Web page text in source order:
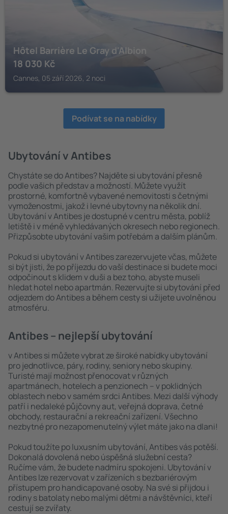
Hôtel Barrière Le Gray d'Albion
18 030 Kč
Cannes, 05 září 2026, 2 noci
Podívat se na nabídky
Ubytování v Antibes
Chystáte se do Antibes? Najděte si ubytování přesně
podle vašich představ a možností. Můžete využít
prostorné, komfortně vybavené nemovitosti s četnými
vymoženostmi, jakož i levné ubytovny na několik dní.
Ubytování v Antibes je dostupné v centru města, poblíž
letiště i v méně vyhledávaných okresech nebo regionech.
Přizpůsobte ubytování vašim potřebám a dalším plánům.
Pokud si ubytování v Antibes zarezervujete včas, můžete
si být jisti, že po příjezdu do vaší destinace si budete moci
odpočinout s klidem v duši a bez toho, abyste museli
hledat hotel nebo apartmán. Rezervujte si ubytování před
odjezdem do Antibes a během cesty si užijete uvolněnou
atmosféru.
Antibes – nejlepší ubytování
v Antibes si můžete vybrat ze široké nabídky ubytování
pro jednotlivce, páry, rodiny, seniory nebo skupiny.
Turisté mají možnost přenocovat v různých
apartmánech, hotelech a penzionech – v poklidných
oblastech nebo v samém srdci Antibes. Mezi další výhody
patří i nedaleké půjčovny aut, veřejná doprava, četné
obchody, restaurační a rekreační zařízení. Všechno
nezbytné pro nezapomenutelný výlet máte jako na dlani!
Pokud toužíte po luxusním ubytování, Antibes vás potěší.
Dokonalá dovolená nebo úspěšná služební cesta?
Ručíme vám, že budete nadmíru spokojeni. Ubytování v
Antibes lze rezervovat v zařízeních s bezbariérovým
přístupem pro handicapované osoby. Na své si přijdou i
rodiny s batolaty nebo malými dětmi a návštěvníci, kteří
cestují se zvířaty.